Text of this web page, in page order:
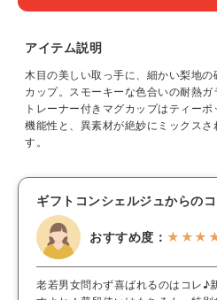
アイテム説明
木目の美しい取っ手に、細かい梨地
カップ。スモーキーな色合いの耐熱
トレーナー付きマグカップはティー
機能性と、異素材が絶妙にミックスさ
す。
ギフトコンシェルジュからの
おすすめ度：
老若男女問わず喜ばれるのはコレ♪